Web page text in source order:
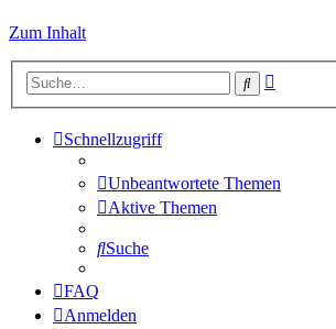
Zum Inhalt
Suche
Schnellzugriff
Unbeantwortete Themen
Aktive Themen
Suche
FAQ
Anmelden